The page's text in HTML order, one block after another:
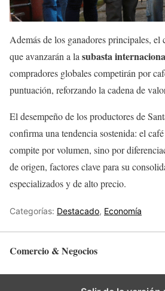
Además de los ganadores principales,
que avanzarán a lasubasta
compradores globales competirán por
puntuación, reforzando la cadena de
El desempeño de los productores de
confirma una tendencia sostenida: el
compite por volumen, sino por
de origen, factores clave para su
especializados y de alto precio.
Categorías: Destacado, Economía
Comercio & Negocios